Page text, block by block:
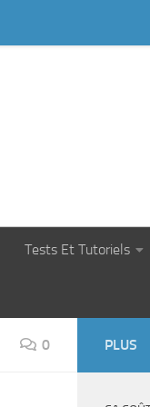
Tests Et Tutoriels
0 PLUS